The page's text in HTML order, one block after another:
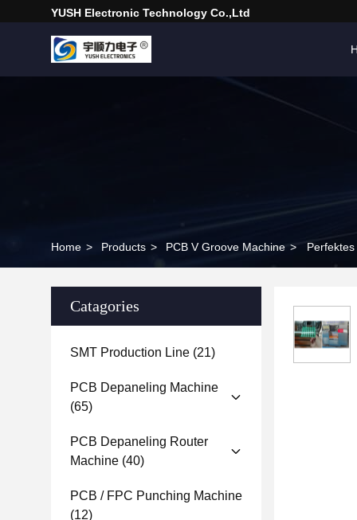
YUSH Electronic Technology Co.,Ltd
Home > Products > PCB V Groove Machine >
Catagories
SMT Production Line (21)
PCB Depaneling Machine
(65)
PCB Depaneling Router
Machine (40)
PCB / FPC Punching Machine
(12)